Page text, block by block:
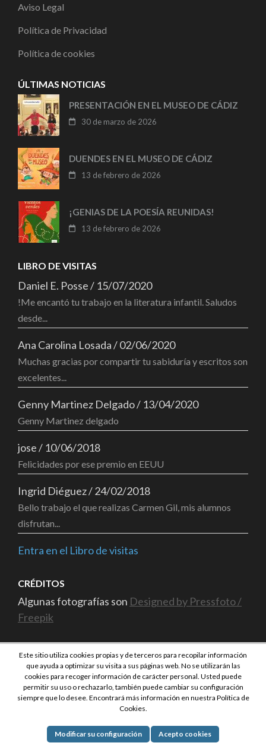
Aviso Legal
Política de Privacidad
Política de cookies
ÚLTIMAS NOTICIAS
PRESENTACIÓN EN EL MUSEO DE CÁDIZ
30 de marzo de 2026
DUENDES EN EL MUSEO DE CÁDIZ
13 de febrero de 2026
¡GENIAS DE LA POESÍA REUNIDAS!
13 de febrero de 2026
LIBRO DE VISITAS
Daniel E. Posse/ 15/07/2020
!Me encantó tu trabajo en la literatura infantil. Saludos
desde...
Ana Carolina Losada/02/06/2020
Muchas gracias por compartir tu sabiduría y escritos son
excelentes...
Genny Martinez Delgado/ 13/04/2020
Genny Martinez delgado
jose/ 10/06/2018
Felicidades por ese premio en EEUU
Ingrid Diéguez/24/02/2018
Bello trabajo el que realizas Carmen Gil, mis alumnos
disfrutan...
Entra en el Libro de visitas
CRÉDITOS
Algunas fotografías son Designed by Pressfoto /
Freepik
Education Zone | Desarrollado por
Este sitio utiliza cookies propias y de terceros para recopilar información
que ayuda a optimizar su visita a sus páginas web. No se utilizarán las
cookies para recoger información de carácter personal. Usted puede
permitir su uso o rechazarlo, también puede cambiar su configuración
siempre que lo desee. Encontrará más información en nuestra Política de
Cookies.
Modificar su configuración Acepto cookies